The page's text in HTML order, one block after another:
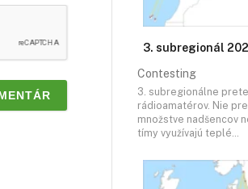
3. subregionál
Contesting
3. subregionálne
rádioamatérov. Nie
množstve nadšencov
tímy využívajú teplé…